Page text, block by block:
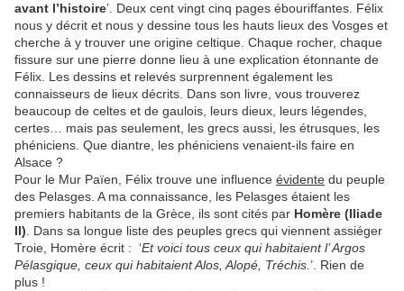
avant l’histoire’. Deux cent vingt cinq pages ébouriffantes. Félix
nous y décrit et nous y dessine tous les hauts lieux des Vosges et
cherche à y trouver une origine celtique. Chaque rocher, chaque
fissure sur une pierre donne lieu à une explication étonnante de
Félix. Les dessins et relevés surprennent également les
connaisseurs de lieux décrits. Dans son livre, vous trouverez
beaucoup de celtes et de gaulois, leurs dieux, leurs légendes,
certes… mais pas seulement, les grecs aussi, les étrusques, les
phéniciens. Que diantre, les phéniciens venaient-ils faire en
Alsace ?
Pour le Mur Païen, Félix trouve une influence évidente du peuple
des Pelasges. A ma connaissance, les Pelasges étaient les
premiers habitants de la Grèce, ils sont cités par Homère (Iliade
II). Dans sa longue liste des peuples grecs qui viennent assiéger
Troie, Homère écrit : ‘Et voici tous ceux qui habitaient l’ Argos
Pélasgique, ceux qui habitaient Alos, Alopé, Tréchis.’. Rien de
plus !